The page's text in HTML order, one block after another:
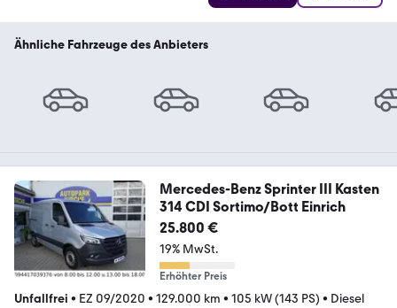
Ähnliche Fahrzeuge des Anbieters
Mercedes-Benz Sprinter III Kasten
314 CDI Sortimo/Bott Einrich
25.800 €
19% MwSt.
Erhöhter Preis
Unfallfrei • EZ 09/2020 • 129.000 km • 105 kW (143 PS) • Diesel